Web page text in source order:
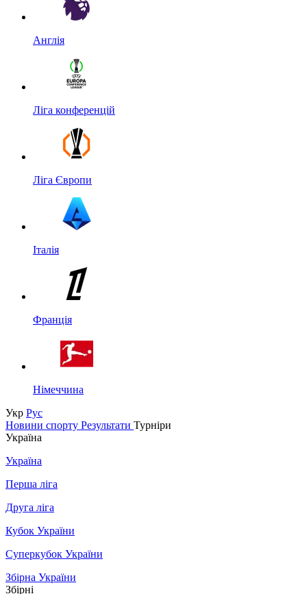
Англія
Ліга конференцій
Ліга Європи
Італія
Франція
Німеччина
Укр Рус
Новини спорту Результати Турніри
Україна
Україна
Перша ліга
Друга ліга
Кубок України
Суперкубок України
Збірна України
Збірні